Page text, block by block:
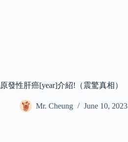
原發性肝癌[year]介紹!（震驚真相）
Mr. Cheung June 10, 2023